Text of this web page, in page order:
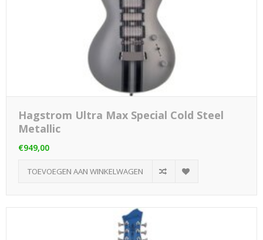
Hagstrom Ultra Max Special Cold Steel
Metallic
€949,00
TOEVOEGEN AAN WINKELWAGEN